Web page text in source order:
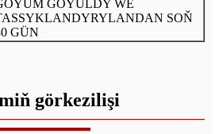
GOÝULDY WE
SOŇ
GÜN
görkezilişi